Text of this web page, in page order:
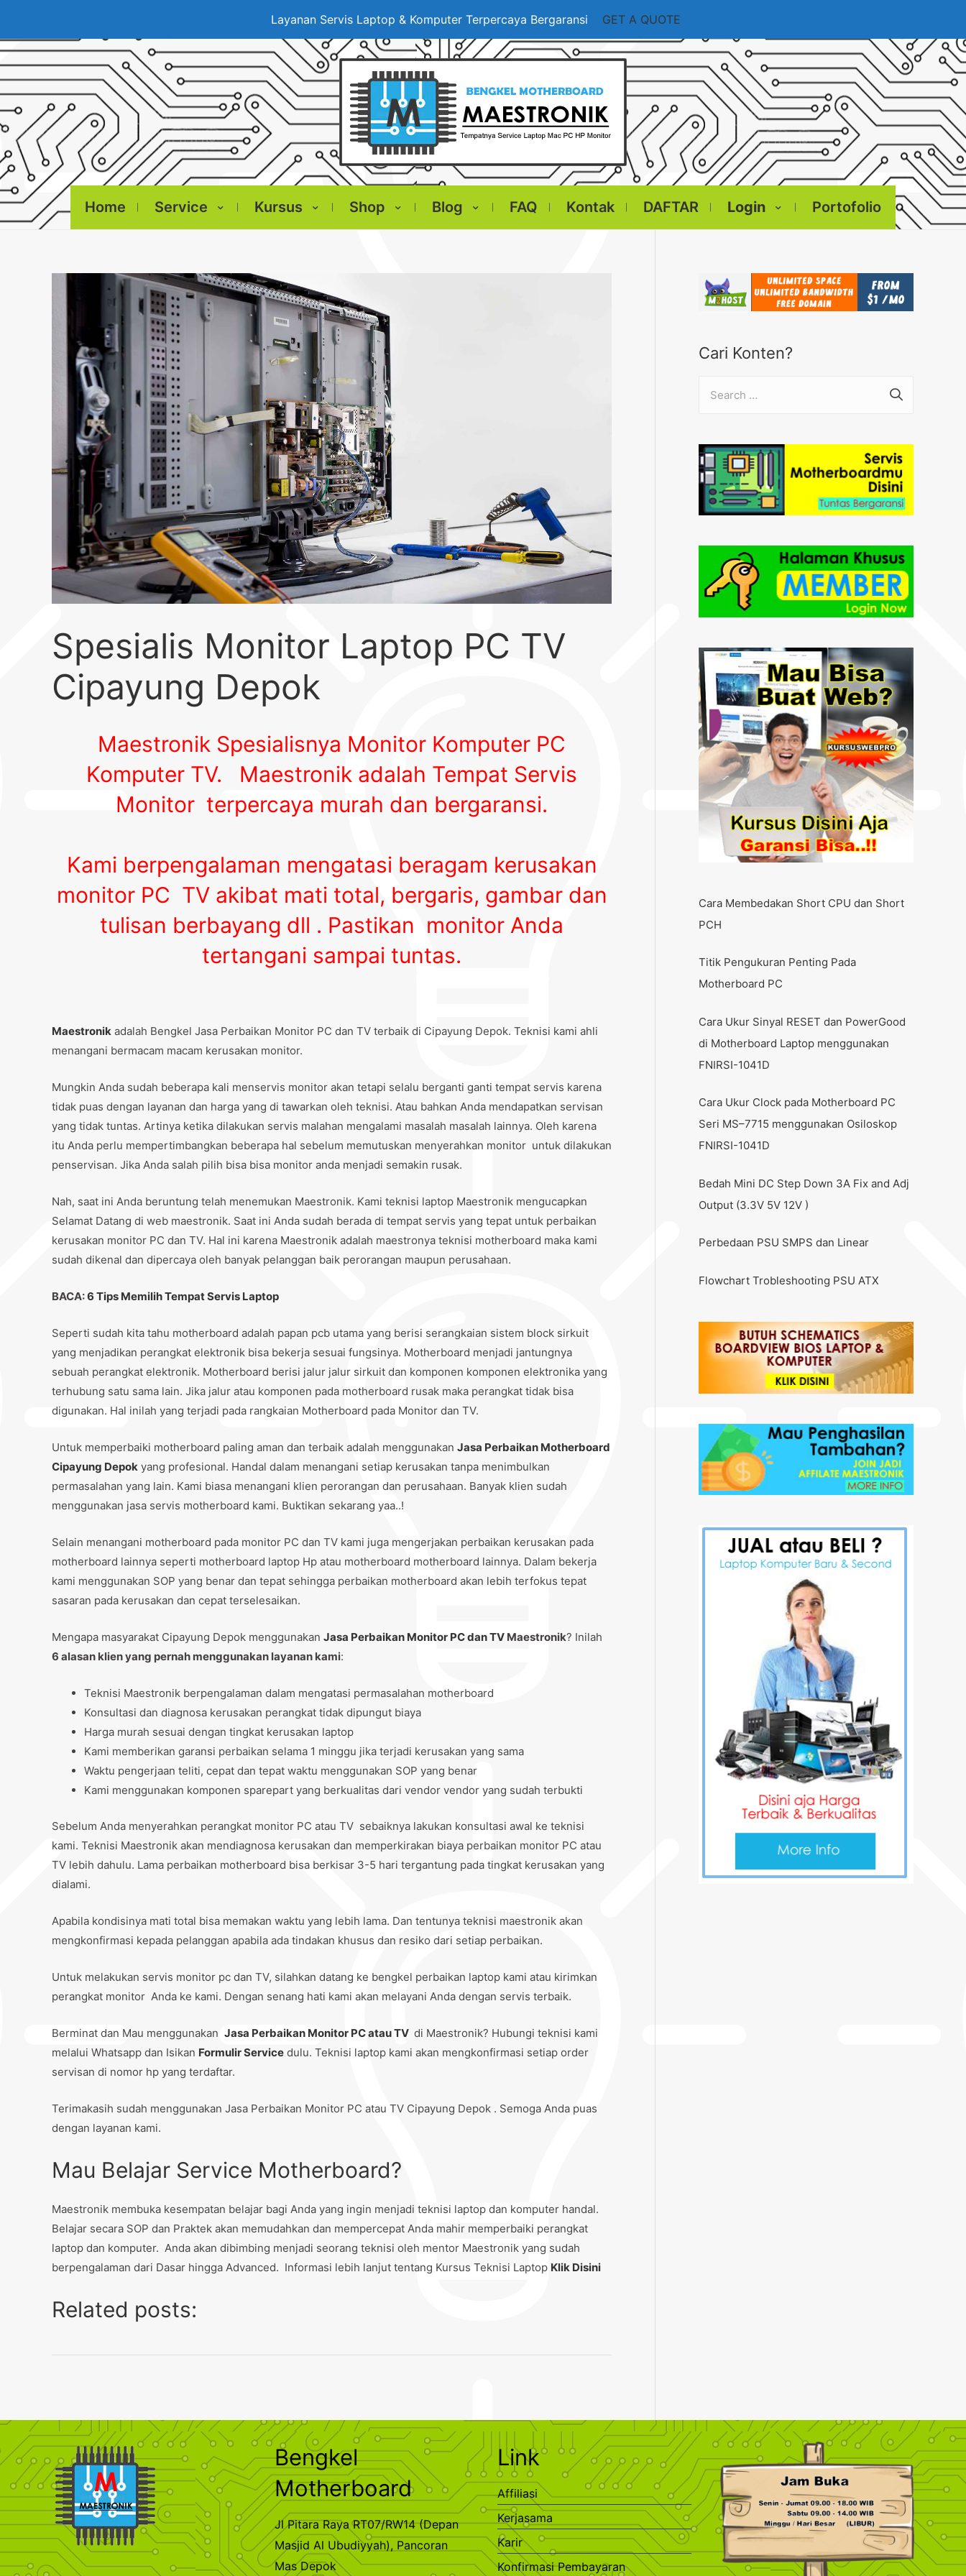
Layanan Servis Laptop & Komputer Terpercaya Bergaransi GET A QUOTE
Home Service Kursus Shop Blog FAQ Kontak DAFTAR Login Portofolio
Spesialis Monitor Laptop PC TV
Cipayung Depok
Maestronik Spesialisnya Monitor Komputer PC
Komputer TV. Maestronik adalah Tempat Servis
Monitor terpercaya murah dan bergaransi.
Kami berpengalaman mengatasi beragam kerusakan
monitor PC TV akibat mati total, bergaris, gambar dan
tulisan berbayang dll . Pastikan monitor Anda
tertangani sampai tuntas.
Maestronik adalah Bengkel Jasa Perbaikan Monitor PC dan TV terbaik di Cipayung Depok. Teknisi kami ahli
menangani bermacam macam kerusakan monitor.
Mungkin Anda sudah beberapa kali menservis monitor akan tetapi selalu berganti ganti tempat servis karena
tidak puas dengan layanan dan harga yang di tawarkan oleh teknisi. Atau bahkan Anda mendapatkan servisan
yang tidak tuntas. Artinya ketika dilakukan servis malahan mengalami masalah masalah lainnya. Oleh karena
itu Anda perlu mempertimbangkan beberapa hal sebelum memutuskan menyerahkan monitor untuk dilakukan
penservisan. Jika Anda salah pilih bisa bisa monitor anda menjadi semakin rusak.
Nah, saat ini Anda beruntung telah menemukan Maestronik. Kami teknisi laptop Maestronik mengucapkan
Selamat Datang di web maestronik. Saat ini Anda sudah berada di tempat servis yang tepat untuk perbaikan
kerusakan monitor PC dan TV. Hal ini karena Maestronik adalah maestronya teknisi motherboard maka kami
sudah dikenal dan dipercaya oleh banyak pelanggan baik perorangan maupun perusahaan.
BACA:6 Tips Memilih Tempat Servis Laptop
Seperti sudah kita tahu motherboard adalah papan pcb utama yang berisi serangkaian sistem block sirkuit
yang menjadikan perangkat elektronik bisa bekerja sesuai fungsinya. Motherboard menjadi jantungnya
sebuah perangkat elektronik. Motherboard berisi jalur jalur sirkuit dan komponen komponen elektronika yang
terhubung satu sama lain. Jika jalur atau komponen pada motherboard rusak maka perangkat tidak bisa
digunakan. Hal inilah yang terjadi pada rangkaian Motherboard pada Monitor dan TV.
Untuk memperbaiki motherboard paling aman dan terbaik adalah menggunakan Jasa Perbaikan Motherboard
Cipayung Depok yang profesional. Handal dalam menangani setiap kerusakan tanpa menimbulkan
permasalahan yang lain. Kami biasa menangani klien perorangan dan perusahaan. Banyak klien sudah
menggunakan jasa servis motherboard kami. Buktikan sekarang yaa..!
Selain menangani motherboard pada monitor PC dan TV kami juga mengerjakan perbaikan kerusakan pada
motherboard lainnya seperti motherboard laptop Hp atau motherboard motherboard lainnya. Dalam bekerja
kami menggunakan SOP yang benar dan tepat sehingga perbaikan motherboard akan lebih terfokus tepat
sasaran pada kerusakan dan cepat terselesaikan.
Mengapa masyarakat Cipayung Depok menggunakan Jasa Perbaikan Monitor PC dan TV Maestronik? Inilah
6 alasan klien yang pernah menggunakan layanan kami:
Teknisi Maestronik berpengalaman dalam mengatasi permasalahan motherboard
Konsultasi dan diagnosa kerusakan perangkat tidak dipungut biaya
Harga murah sesuai dengan tingkat kerusakan laptop
Kami memberikan garansi perbaikan selama 1 minggu jika terjadi kerusakan yang sama
Waktu pengerjaan teliti, cepat dan tepat waktu menggunakan SOP yang benar
Kami menggunakan komponen sparepart yang berkualitas dari vendor vendor yang sudah terbukti
Sebelum Anda menyerahkan perangkat monitor PC atau TV sebaiknya lakukan konsultasi awal ke teknisi
kami. Teknisi Maestronik akan mendiagnosa kerusakan dan memperkirakan biaya perbaikan monitor PC atau
TV lebih dahulu. Lama perbaikan motherboard bisa berkisar 3-5 hari tergantung pada tingkat kerusakan yang
dialami.
Apabila kondisinya mati total bisa memakan waktu yang lebih lama. Dan tentunya teknisi maestronik akan
mengkonfirmasi kepada pelanggan apabila ada tindakan khusus dan resiko dari setiap perbaikan.
Untuk melakukan servis monitor pc dan TV, silahkan datang ke bengkel perbaikan laptop kami atau kirimkan
perangkat monitor Anda ke kami. Dengan senang hati kami akan melayani Anda dengan servis terbaik.
Berminat dan Mau menggunakan Jasa Perbaikan Monitor PC atau TV di Maestronik? Hubungi teknisi kami
melalui Whatsapp dan Isikan Formulir Service dulu. Teknisi laptop kami akan mengkonfirmasi setiap order
servisan di nomor hp yang terdaftar.
Terimakasih sudah menggunakan Jasa Perbaikan Monitor PC atau TV Cipayung Depok . Semoga Anda puas
dengan layanan kami.
Mau Belajar Service Motherboard?
Maestronik membuka kesempatan belajar bagi Anda yang ingin menjadi teknisi laptop dan komputer handal.
Belajar secara SOP dan Praktek akan memudahkan dan mempercepat Anda mahir memperbaiki perangkat
laptop dan komputer. Anda akan dibimbing menjadi seorang teknisi oleh mentor Maestronik yang sudah
berpengalaman dari Dasar hingga Advanced. Informasi lebih lanjut tentang Kursus Teknisi Laptop Klik Disini
Related posts:
Cari Konten?
Cara Membedakan Short CPU dan Short
PCH
Titik Pengukuran Penting Pada
Motherboard PC
Cara Ukur Sinyal RESET dan PowerGood
di Motherboard Laptop menggunakan
FNIRSI-1041D
Cara Ukur Clock pada Motherboard PC
Seri MS–7715 menggunakan Osiloskop
FNIRSI-1041D
Bedah Mini DC Step Down 3A Fix and Adj
Output (3.3V 5V 12V )
Perbedaan PSU SMPS dan Linear
Flowchart Trobleshooting PSU ATX
Bengkel
Motherboard
Jl Pitara Raya RT07/RW14 (Depan
Masjid Al Ubudiyyah), Pancoran
Mas Depok
Link
Affiliasi
Kerjasama
Karir
Konfirmasi Pembayaran